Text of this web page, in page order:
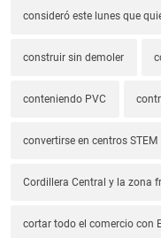
consideró este lunes que
construir sin demoler
conteniendo PVC
convertirse en centros STEM
Cordillera Central y la zona
cortar todo el comercio con